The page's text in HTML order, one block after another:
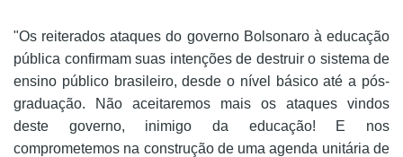
"Os reiterados ataques do governo Bolsonaro à educação
pública confirmam suas intenções de destruir o sistema de
ensino público brasileiro, desde o nível básico até a pós-
graduação. Não aceitaremos mais os ataques vindos
deste governo, inimigo da educação! E nos
comprometemos na construção de uma agenda unitária de